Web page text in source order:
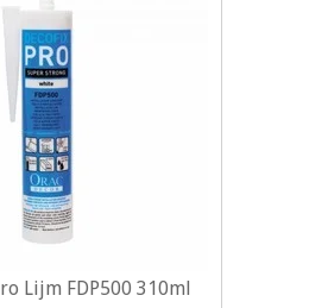
Lijm FDP500 310ml